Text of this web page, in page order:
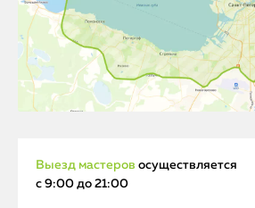
Выезд мастеров осуществляется
с 9:00 до 21:00